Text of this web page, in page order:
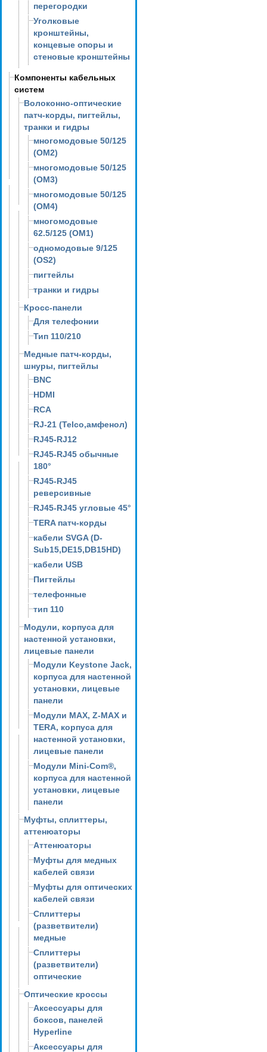
перегородки
Уголковые
кронштейны,
концевые опоры и
стеновые кронштейны
Компоненты кабельных
систем
Волоконно-оптические
патч-корды, пигтейлы,
транки и гидры
многомодовые 50/125
(OM2)
многомодовые 50/125
(OM3)
многомодовые 50/125
(OM4)
многомодовые
62.5/125 (OM1)
одномодовые 9/125
(OS2)
пигтейлы
транки и гидры
Кросс-панели
Для телефонии
Тип 110/210
Медные патч-корды,
шнуры, пигтейлы
BNC
HDMI
RCA
RJ-21 (Telco,амфенол)
RJ45-RJ12
RJ45-RJ45 обычные
180°
RJ45-RJ45
реверсивные
RJ45-RJ45 угловые 45°
TERA патч-корды
кабели SVGA (D-
Sub15,DE15,DB15HD)
кабели USB
Пигтейлы
телефонные
тип 110
Модули, корпуса для
настенной установки,
лицевые панели
Модули Keystone Jack,
корпуса для настенной
установки, лицевые
панели
Модули MAX, Z-MAX и
TERA, корпуса для
настенной установки,
лицевые панели
Модули Mini-Com®,
корпуса для настенной
установки, лицевые
панели
Муфты, сплиттеры,
аттенюаторы
Аттенюаторы
Муфты для медных
кабелей связи
Муфты для оптических
кабелей связи
Сплиттеры
(разветвители)
медные
Сплиттеры
(разветвители)
оптические
Оптические кроссы
Аксессуары для
боксов, панелей
Hyperline
Аксессуары для